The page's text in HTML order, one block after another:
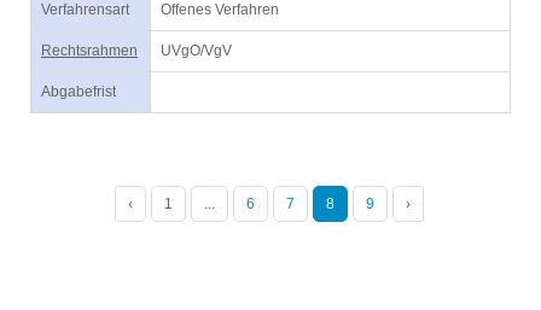
Verfahrensart Offenes Verfahren
Rechtsrahmen UVgO/VgV
Abgabefrist
‹ 1 ... 6 7 8 9 ›